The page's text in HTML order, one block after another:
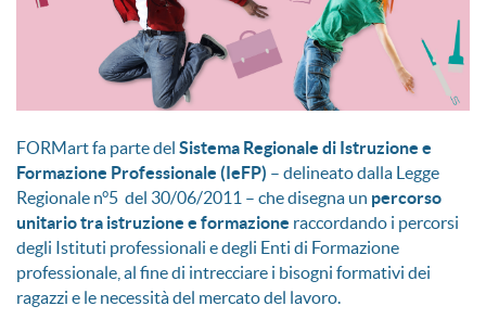
FORMart fa parte del Sistema Regionale di Istruzione e
Formazione Professionale (IeFP) – delineato dalla Legge
Regionale n°5 del 30/06/2011 – che disegna un percorso
unitario tra istruzione e formazione raccordando i percorsi
degli Istituti professionali e degli Enti di Formazione
professionale, al fine di intrecciare i bisogni formativi dei
ragazzi e le necessità del mercato del lavoro.